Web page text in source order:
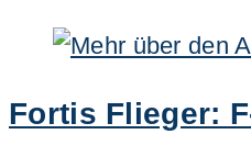
Fortis Flieger: